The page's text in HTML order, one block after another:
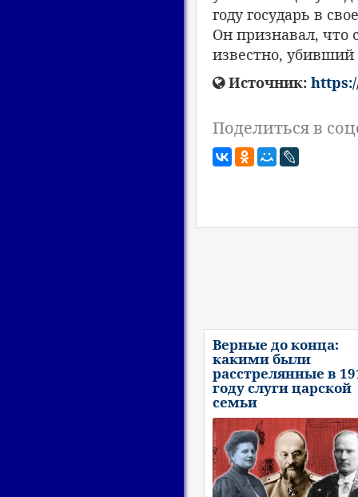
году государь в
Он признавал, что
известно, убивший
Источник:
Поделиться в
Верные до конца:
какими были
расстрелянные в
году слуги царской
семьи